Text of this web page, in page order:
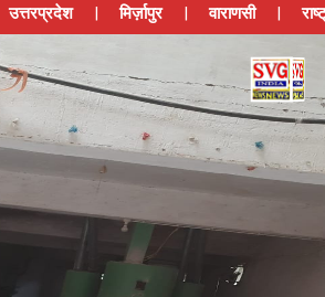
उत्तरप्रदेश | मिर्ज़ापुर | वाराणसी |